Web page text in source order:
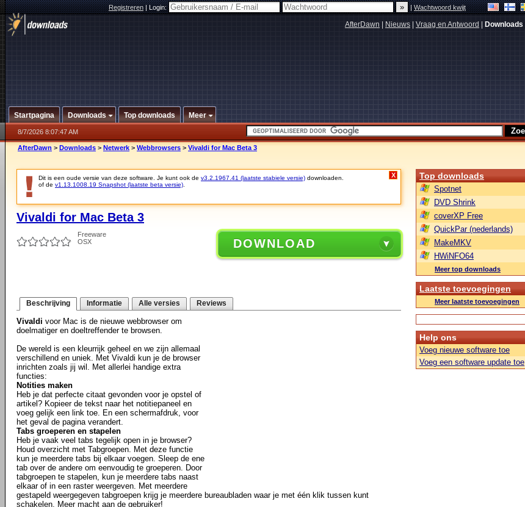
Registreren|Login: |Wachtwoord kwijt
AfterDawn Nieuws Vraag en Antwoord Downloads
Startpagina Downloads Top downloads Meer
8/7/2026 8:07:47 AM
AfterDawn > Downloads > Netwerk > Webbrowsers > Vivaldi for Mac Beta 3
Dit is een oude versie van deze software. Je kunt ook de v3.2.1967.41 (laatste stabiele versie) downloaden.
of de v1.13.1008.19 Snapshot (laatste beta versie)
X
Vivaldi for Mac Beta 3
Freeware
OSX
DOWNLOAD
Beschrijving Informatie Alle versies Reviews
Vivaldi voor Mac is de nieuwe webbrowser om
doelmatiger en doeltreffender te browsen.
De wereld is een kleurrijk geheel en we zijn allemaal
verschillend en uniek. Met Vivaldi kun je de browser
inrichten zoals jij wil. Met allerlei handige extra
functies:
Notities maken
Heb je dat perfecte citaat gevonden voor je opstel of
artikel? Kopieer de tekst naar het notitiepaneel en
voeg gelijk een link toe. En een schermafdruk, voor
het geval de pagina verandert.
Tabs groeperen en stapelen
Heb je vaak veel tabs tegelijk open in je browser?
Houd overzicht met Tabgroepen. Met deze functie
kun je meerdere tabs bij elkaar voegen. Sleep de ene
tab over de andere om eenvoudig te groeperen. Door
tabgroepen te stapelen, kun je meerdere tabs naast
elkaar of in een raster weergeven. Met meerdere
gestapeld weergegeven tabgroepen krijg je meerdere bureaubladen waar je met één klik tussen kunt
schakelen. Meer macht aan de gebruiker!
Top downloads
Spotnet
DVD Shrink
coverXP Free
QuickPar (nederlands)
MakeMKV
HWiNFO64
Meer top downloads
Laatste toevoegingen
Meer laatste toevoegingen
Help ons
Voeg nieuwe software toe
Voeg een software update toe